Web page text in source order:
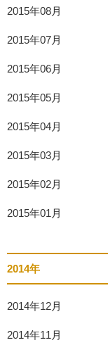
2015年08月
2015年07月
2015年06月
2015年05月
2015年04月
2015年03月
2015年02月
2015年01月
2014年
2014年12月
2014年11月